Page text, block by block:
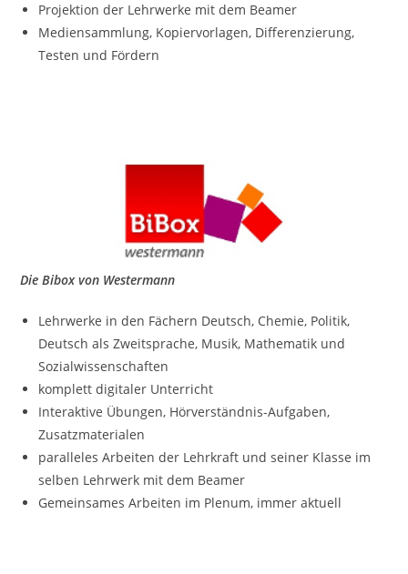
Projektion der Lehrwerke mit dem Beamer
Mediensammlung, Kopiervorlagen, Differenzierung,
Testen und Fördern
Die Bibox von Westermann
Lehrwerke in den Fächern Deutsch, Chemie, Politik,
Deutsch als Zweitsprache, Musik, Mathematik und
Sozialwissenschaften
komplett digitaler Unterricht
Interaktive Übungen, Hörverständnis-Aufgaben,
Zusatzmaterialen
paralleles Arbeiten der Lehrkraft und seiner Klasse im
selben Lehrwerk mit dem Beamer
Gemeinsames Arbeiten im Plenum, immer aktuell